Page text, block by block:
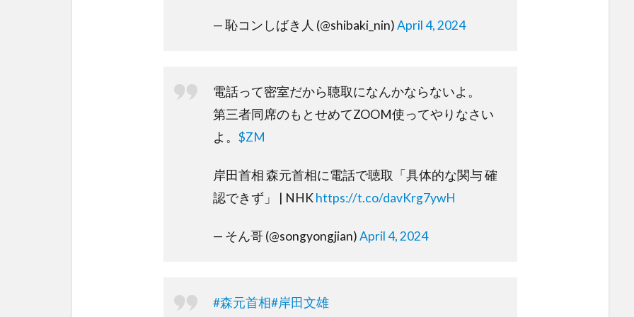
— 恥コンしばき人 (@shibaki_nin)April 4, 2024
電話って密室だから聴取になんかならないよ。
第三者同席のもとせめてZOOM使ってやりなさい
よ。 $ZM
岸田首相 森元首相に電話で聴取「具体的な関与 確
認できず」 | NHKhttps://t.co/davKrg7ywH
— そん哥 (@songyongjian)April 4, 2024
#森元首相#岸田文雄